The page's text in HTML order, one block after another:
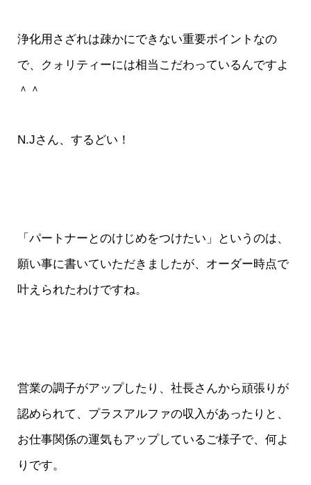
浄化用さざれは疎かにできない重要ポイントなの
で、クォリティーには相当こだわっているんですよ
＾＾
N.Jさん、するどい！
「パートナーとのけじめをつけたい」というのは、
願い事に書いていただきましたが、オーダー時点で
叶えられたわけですね。
営業の調子がアップしたり、社長さんから頑張りが
認められて、プラスアルファの収入があったりと、
お仕事関係の運気もアップしているご様子で、何よ
りです。